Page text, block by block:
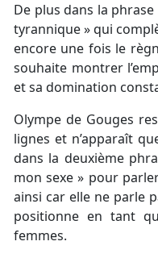
De plus dans la
tyrannique » qui
encore une fois le
souhaite montrer
et sa domination
Olympe de Gouges
lignes et n’apparaît
dans la deuxième
mon sexe » pour
ainsi car elle ne parle
positionne en tant
femmes.